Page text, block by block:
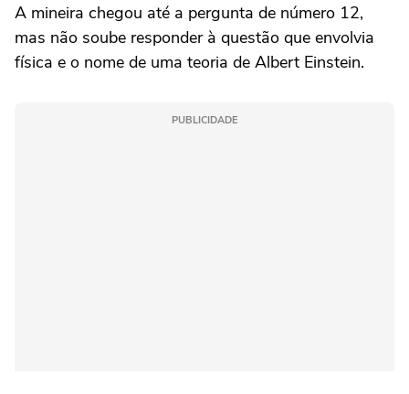
A mineira chegou até a pergunta de número 12,
mas não soube responder à questão que envolvia
física e o nome de uma teoria de Albert Einstein.
PUBLICIDADE